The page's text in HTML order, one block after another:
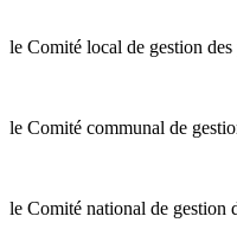
le Comité local de gestion des
le Comité communal de
le Comité national de gestion